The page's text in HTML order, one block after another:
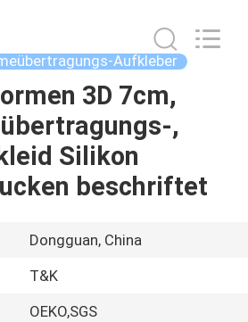
Aufkleber
3D 7cm,
,
Silikon
beschriftet
Dongguan, China
T&K
OEKO,SGS